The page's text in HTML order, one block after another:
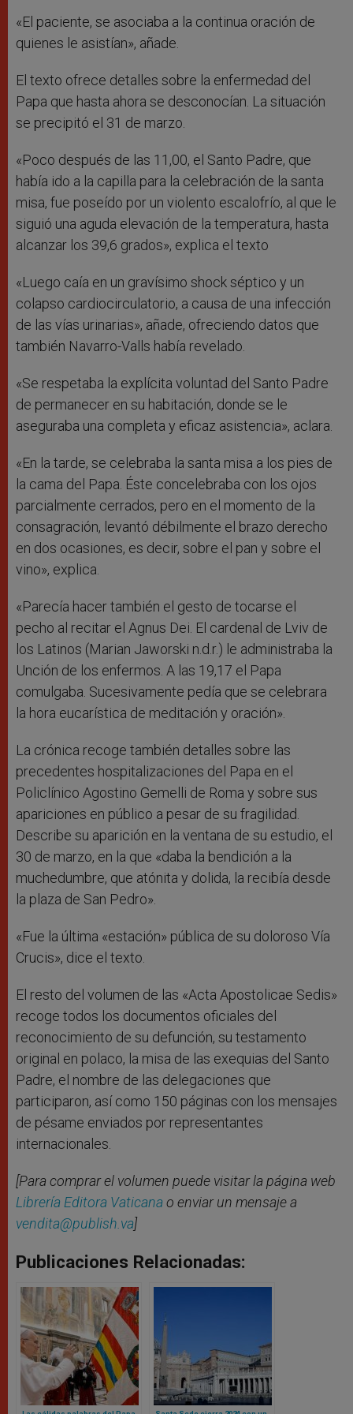
«El paciente, se asociaba a la continua oración de
quienes le asistían», añade.
El texto ofrece detalles sobre la enfermedad del
Papa que hasta ahora se desconocían. La situación
se precipitó el 31 de marzo.
«Poco después de las 11,00, el Santo Padre, que
había ido a la capilla para la celebración de la santa
misa, fue poseído por un violento escalofrío, al que le
siguió una aguda elevación de la temperatura, hasta
alcanzar los 39,6 grados», explica el texto
«Luego caía en un gravísimo shock séptico y un
colapso cardiocirculatorio, a causa de una infección
de las vías urinarias», añade, ofreciendo datos que
también Navarro-Valls había revelado.
«Se respetaba la explícita voluntad del Santo Padre
de permanecer en su habitación, donde se le
aseguraba una completa y eficaz asistencia», aclara.
«En la tarde, se celebraba la santa misa a los pies de
la cama del Papa. Éste concelebraba con los ojos
parcialmente cerrados, pero en el momento de la
consagración, levantó débilmente el brazo derecho
en dos ocasiones, es decir, sobre el pan y sobre el
vino», explica.
«Parecía hacer también el gesto de tocarse el
pecho al recitar el Agnus Dei. El cardenal de Lviv de
los Latinos (Marian Jaworski n.d.r.) le administraba la
Unción de los enfermos. A las 19,17 el Papa
comulgaba. Sucesivamente pedía que se celebrara
la hora eucarística de meditación y oración».
La crónica recoge también detalles sobre las
precedentes hospitalizaciones del Papa en el
Policlínico Agostino Gemelli de Roma y sobre sus
apariciones en público a pesar de su fragilidad.
Describe su aparición en la ventana de su estudio, el
30 de marzo, en la que «daba la bendición a la
muchedumbre, que atónita y dolida, la recibía desde
la plaza de San Pedro».
«Fue la última «estación» pública de su doloroso Vía
Crucis», dice el texto.
El resto del volumen de las «Acta Apostolicae Sedis»
recoge todos los documentos oficiales del
reconocimiento de su defunción, su testamento
original en polaco, la misa de las exequias del Santo
Padre, el nombre de las delegaciones que
participaron, así como 150 páginas con los mensajes
de pésame enviados por representantes
internacionales.
[Para comprar el volumen puede visitar la página web
Librería Editora Vaticana o enviar un mensaje a
vendita@publish.va]
Publicaciones Relacionadas: